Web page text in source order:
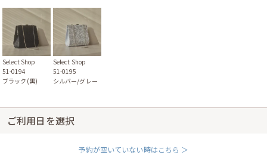
Select Shop
51-0194
ブラック(黒)
Select Shop
51-0195
シルバー/グレー
ご利用日を選択
予約が空いていない時はこちら ＞